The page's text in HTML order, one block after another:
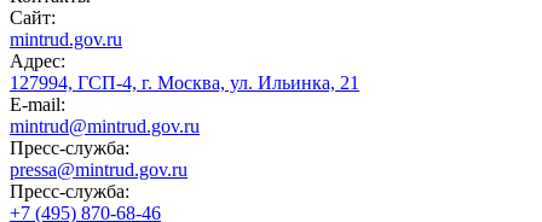
Сайт:
mintrud.gov.ru
Адрес:
127994, ГСП-4, г. Москва, ул. Ильинка, 21
E-mail:
mintrud@mintrud.gov.ru
Пресс-служба:
pressa@mintrud.gov.ru
Пресс-служба:
+7 (495) 870-68-46